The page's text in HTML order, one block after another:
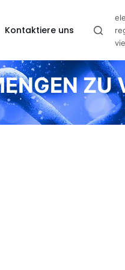
Kontaktiere uns
ZU